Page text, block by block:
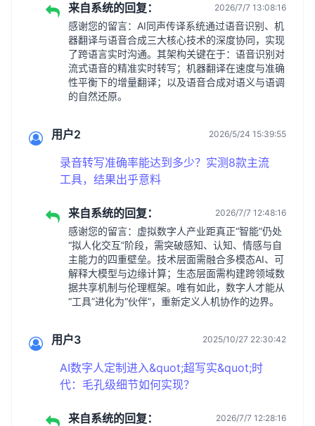
来自系统的回复： 2026/7/7 13:08:16
感谢您的留言：AI同声传译系统通过语音识别、机
器翻译与语音合成三大核心技术的深度协同，实现
了跨语言实时沟通。其架构关键在于：语音识别对
流式语音的精准实时转写；机器翻译在速度与准确
性平衡下的增量翻译；以及语音合成对语义与语调
的自然还原。
用户2 2026/5/24 15:39:55
录音转写准确率能达到多少？实测8款主流
工具，结果出乎意料
来自系统的回复： 2026/7/7 12:48:16
感谢您的留言：虚拟数字人产业距真正“智能”仍处
“拟人化交互”阶段，需突破感知、认知、情感与自
主能力的四重壁垒。技术层面需融合多模态AI、可
解释大模型与边缘计算；生态层面需构建跨领域数
据共享机制与伦理框架。唯有如此，数字人才能从
“工具”进化为“伙伴”，重新定义人机协作的边界。
用户3 2025/10/27 22:30:42
AI数字人定制进入&quot;超写实&quot;时
代：毛孔级细节如何实现？
来自系统的回复： 2026/7/7 12:28:16